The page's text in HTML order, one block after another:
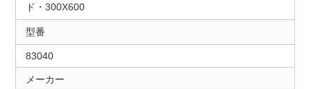
ド・300X600
型番
83040
メーカー